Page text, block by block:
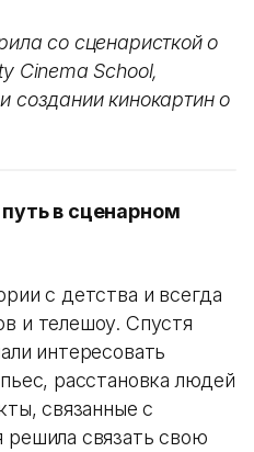
со сценаристкой о
Cinema School,
создании кинокартин о
в сценарном
с детства и всегда
и телешоу. Спустя
интересовать
расстановка людей
связанные с
связать свою